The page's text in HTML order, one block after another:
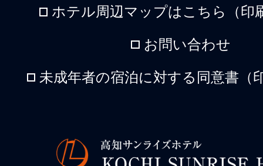
ホテル周辺マップはこちら（印
お問い合わせ
未成年者の宿泊に対する同意書（